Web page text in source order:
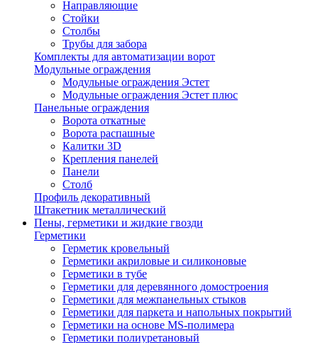
Направляющие
Стойки
Столбы
Трубы для забора
Комплекты для автоматизации ворот
Модульные ограждения
Модульные ограждения Эстет
Модульные ограждения Эстет плюс
Панельные ограждения
Ворота откатные
Ворота распашные
Калитки 3D
Крепления панелей
Панели
Столб
Профиль декоративный
Штакетник металлический
Пены, герметики и жидкие гвозди
Герметики
Герметик кровельный
Герметики акриловые и силиконовые
Герметики в тубе
Герметики для деревянного домостроения
Герметики для межпанельных стыков
Герметики для паркета и напольных покрытий
Герметики на основе MS-полимера
Герметики полиуретановый